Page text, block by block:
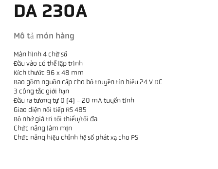
DA 230A
Mô tả món hàng
Màn hình 4 chữ số
Đầu vào có thể lập trình
Kích thước 96 x 48 mm
Bao gồm nguồn cấp cho bộ truyền tín hiệu 24 V DC
3 công tắc giới hạn
Đầu ra tương tự 0 (4) - 20 mA tuyến tính
Giao diện nối tiếp RS 485
Bộ nhớ giá trị tối thiểu/tối đa
Chức năng làm mịn
Chức năng hiệu chỉnh hệ số phát xạ cho PS